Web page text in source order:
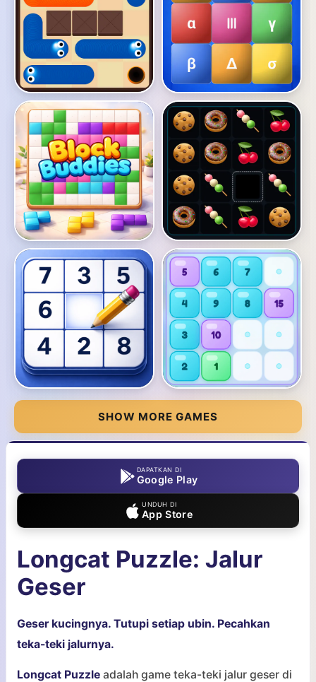
SHOW MORE GAMES
DAPATKAN DI
Google Play
UNDUH DI
App Store
Longcat Puzzle: Jalur
Geser
Geser kucingnya. Tutupi setiap ubin. Pecahkan
teka-teki jalurnya.
Longcat Puzzle adalah game teka-teki jalur geser di